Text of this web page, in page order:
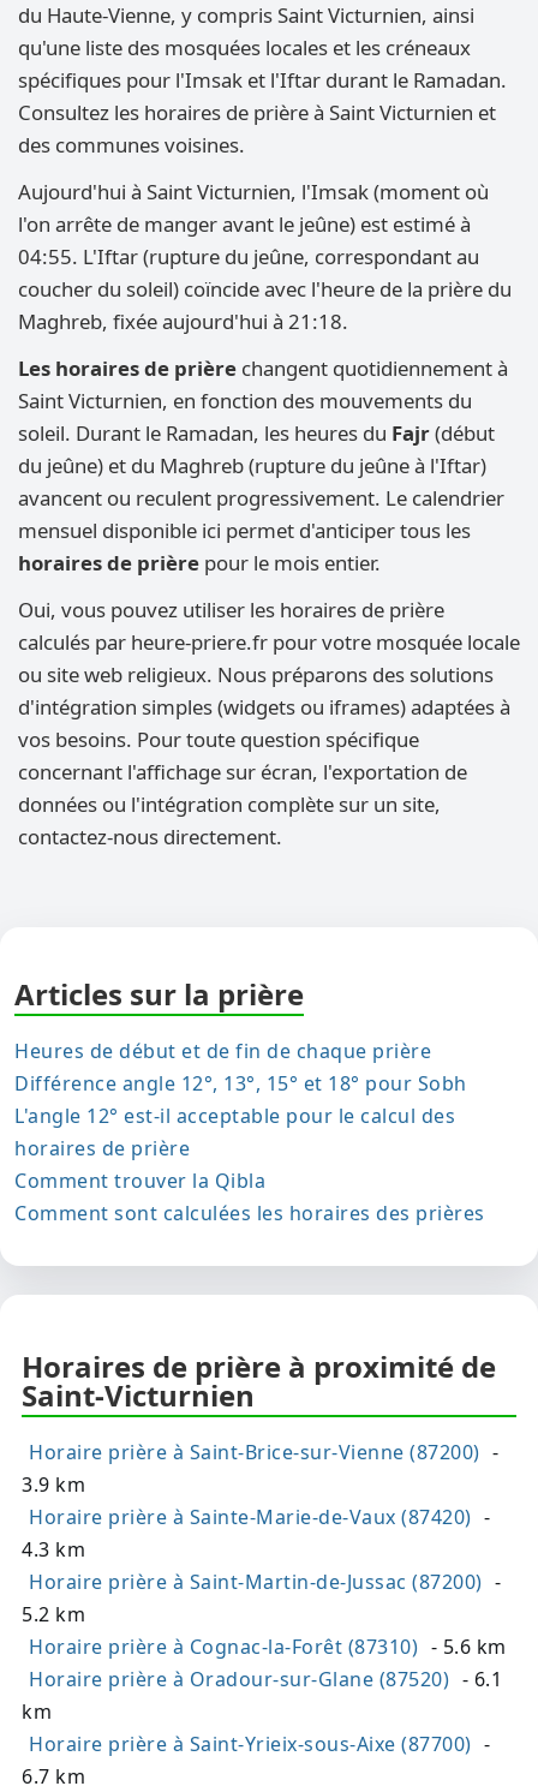
du Haute-Vienne, y compris Saint Victurnien, ainsi
qu'une liste des mosquées locales et les créneaux
spécifiques pour l'Imsak et l'Iftar durant le Ramadan.
Consultez les horaires de prière à Saint Victurnien et
des communes voisines.
Aujourd'hui à Saint Victurnien, l'Imsak (moment où
l'on arrête de manger avant le jeûne) est estimé à
04:55. L'Iftar (rupture du jeûne, correspondant au
coucher du soleil) coïncide avec l'heure de la prière du
Maghreb, fixée aujourd'hui à 21:18.
Les horaires de prière changent quotidiennement à
Saint Victurnien, en fonction des mouvements du
soleil. Durant le Ramadan, les heures du Fajr(début
du jeûne) et du Maghreb (rupture du jeûne à l'Iftar)
avancent ou reculent progressivement. Le calendrier
mensuel disponible ici permet d'anticiper tous les
horaires de prière pour le mois entier.
Oui, vous pouvez utiliser les horaires de prière
calculés par heure-priere.fr pour votre mosquée locale
ou site web religieux. Nous préparons des solutions
d'intégration simples (widgets ou iframes) adaptées à
vos besoins. Pour toute question spécifique
concernant l'affichage sur écran, l'exportation de
données ou l'intégration complète sur un site,
contactez-nous directement.
Articles sur la prière
Heures de début et de fin de chaque prière
Différence angle 12°, 13°, 15° et 18° pour Sobh
L'angle 12° est-il acceptable pour le calcul des
horaires de prière
Comment trouver la Qibla
Comment sont calculées les horaires des prières
Horaires de prière à proximité de
Saint-Victurnien
Horaire prière à Saint-Brice-sur-Vienne (87200) -
3.9 km
Horaire prière à Sainte-Marie-de-Vaux (87420) -
4.3 km
Horaire prière à Saint-Martin-de-Jussac (87200) -
5.2 km
Horaire prière à Cognac-la-Forêt (87310) - 5.6 km
Horaire prière à Oradour-sur-Glane (87520) - 6.1
km
Horaire prière à Saint-Yrieix-sous-Aixe (87700) -
6.7 km